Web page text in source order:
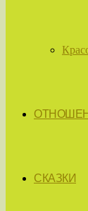
СКАЗКИ